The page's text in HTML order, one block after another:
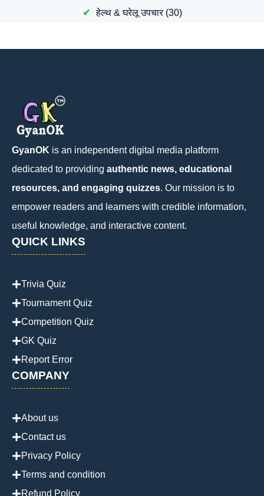
हेल्थ & घरेलू उपचार(30)
GyanOK is an independent digital media platform
dedicated to providing authentic news, educational
resources, and engaging quizzes. Our mission is to
empower readers and learners with credible information,
useful knowledge, and interactive content.
QUICK LINKS
Trivia Quiz
Tournament Quiz
Competition Quiz
GK Quiz
Report Error
COMPANY
About us
Contact us
Privacy Policy
Terms and condition
Refund Policy